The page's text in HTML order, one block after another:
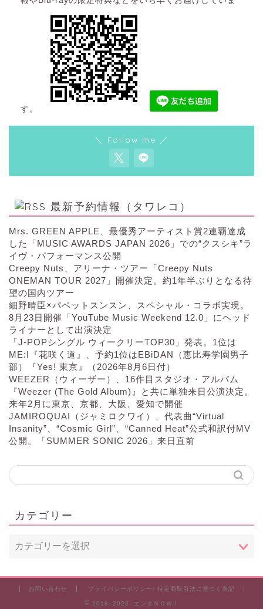
す。
＼ Follow me ／
最新予約情報（タワレコ）
Mrs. GREEN APPLE、最優秀アーティスト賞2連覇達成
した「MUSIC AWARDS JAPAN 2026」での“クスシキ”ラ
イヴ・パフォーマンス公開
Creepy Nuts、アリーナ・ツアー「Creepy Nuts
ONEMAN TOUR 2027」開催決定。約1年半ぶりとなる待
望の国内ツアー
細野晴臣×パペットスンスン、スペシャル・コラボ実現。
8月23日開催「YouTube Music Weekend 12.0」にヘッド
ライナーとして出演決定
「J-POPシングル ウィークリーTOP30」発表。1位は
ME:I『花咲く道』、予約1位はEBiDAN（恵比寿学園男子
部）『Yes! 東京』（2026年8月6日付）
WEEZER（ウィーザー）、16作目スタジオ・アルバム
『Weezer (The Gold Album)』と共に単独来日公演決定。
来年2月に東京、京都、大阪、愛知で開催
JAMIROQUAI（ジャミロクワイ）、代表曲“Virtual
Insanity”、“Cosmic Girl”、“Canned Heat”公式和訳付MV
公開。「SUMMER SONIC 2026」来日直前
カテゴリー
お問い合わせ プライバシーポリシー/ 特定商取引法に基づく表記
2018–2026 エンタＮＯＷ！